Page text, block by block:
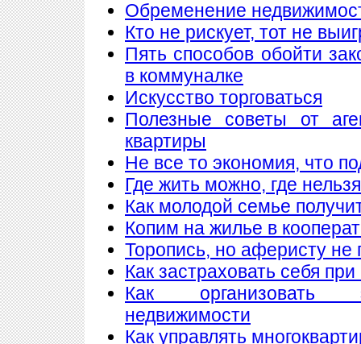
Обременение
Кто не рискует, тот не
Пять способов обойти
в коммуналке
Искусство торговаться
Полезные советы от
квартиры
Не все то экономия, что
Где жить можно, где нельзя
Как молодой семье
Копим на жилье в
Торопись, но аферисту не
Как застраховать себя
Как организовать
недвижимости
Как управлять